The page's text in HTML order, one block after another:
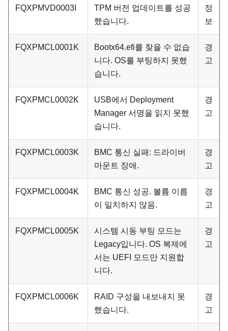
FQXPMVD0003I
TPM 버전 업데이트를 성공
했습니다.
정
보
FQXPMCL0001K
Bootx64.efi를 찾을 수 없습
니다. OS를 부팅하지 못했
습니다.
경
고
FQXPMCL0002K
USB에서 Deployment
Manager 서명을 읽지 못했
습니다.
경
고
FQXPMCL0003K
BMC 통신 실패: 드라이버
마운트 장애.
경
고
FQXPMCL0004K
BMC 통신 성공. 볼륨 이름
이 일치하지 않음.
경
고
FQXPMCL0005K
시스템 시동 부팅 모드는
Legacy입니다. OS 복제에
서는 UEFI 모드만 지원합
니다.
경
고
FQXPMCL0006K
RAID 구성을 내보내지 못
했습니다.
경
고